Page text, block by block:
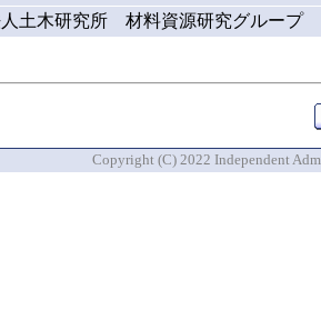
人土木研究所 材料資源研究グループ
Copyright (C) 2022 Independent